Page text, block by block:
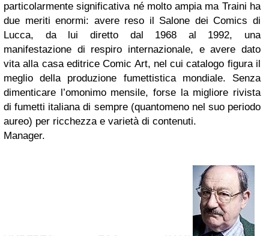
particolarmente significativa né molto ampia ma Traini ha
due meriti enormi: avere reso il Salone dei Comics di
Lucca, da lui diretto dal 1968 al 1992, una
manifestazione di respiro internazionale, e avere dato
vita alla casa editrice Comic Art, nel cui catalogo figura il
meglio della produzione fumettistica mondiale. Senza
dimenticare l’omonimo mensile, forse la migliore rivista
di fumetti italiana di sempre (quantomeno nel suo periodo
aureo) per ricchezza e varietà di contenuti.
Manager.